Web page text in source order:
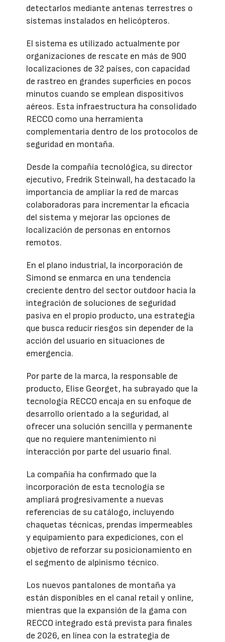
detectarlos mediante antenas terrestres o
sistemas instalados en helicópteros.
El sistema es utilizado actualmente por
organizaciones de rescate en más de 900
localizaciones de 32 países, con capacidad
de rastreo en grandes superficies en pocos
minutos cuando se emplean dispositivos
aéreos. Esta infraestructura ha consolidado
RECCO como una herramienta
complementaria dentro de los protocolos de
seguridad en montaña.
Desde la compañía tecnológica, su director
ejecutivo, Fredrik Steinwall, ha destacado la
importancia de ampliar la red de marcas
colaboradoras para incrementar la eficacia
del sistema y mejorar las opciones de
localización de personas en entornos
remotos.
En el plano industrial, la incorporación de
Simond se enmarca en una tendencia
creciente dentro del sector outdoor hacia la
integración de soluciones de seguridad
pasiva en el propio producto, una estrategia
que busca reducir riesgos sin depender de la
acción del usuario en situaciones de
emergencia.
Por parte de la marca, la responsable de
producto, Elise Georget, ha subrayado que la
tecnología RECCO encaja en su enfoque de
desarrollo orientado a la seguridad, al
ofrecer una solución sencilla y permanente
que no requiere mantenimiento ni
interacción por parte del usuario final.
La compañía ha confirmado que la
incorporación de esta tecnología se
ampliará progresivamente a nuevas
referencias de su catálogo, incluyendo
chaquetas técnicas, prendas impermeables
y equipamiento para expediciones, con el
objetivo de reforzar su posicionamiento en
el segmento de alpinismo técnico.
Los nuevos pantalones de montaña ya
están disponibles en el canal retail y online,
mientras que la expansión de la gama con
RECCO integrado está prevista para finales
de 2026, en línea con la estrategia de